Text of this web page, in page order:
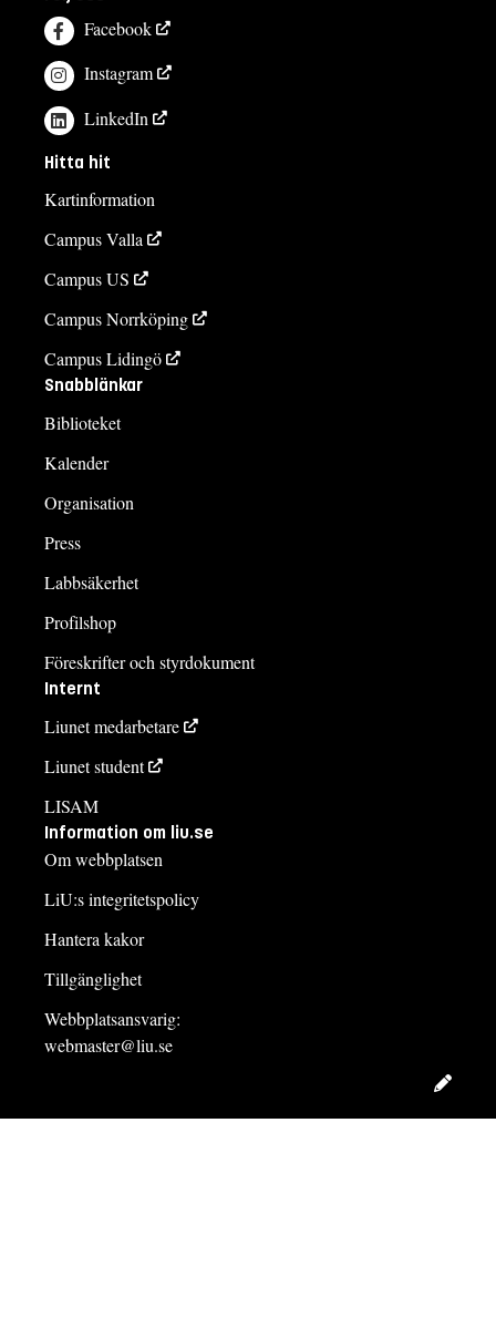
Facebook
Instagram
LinkedIn
Hitta hit
Kartinformation
Campus Valla
Campus US
Campus Norrköping
Campus Lidingö
Snabblänkar
Biblioteket
Kalender
Organisation
Press
Labbsäkerhet
Profilshop
Föreskrifter och styrdokument
Internt
Liunet medarbetare
Liunet student
LISAM
Information om liu.se
Om webbplatsen
LiU:s integritetspolicy
Hantera kakor
Tillgänglighet
Webbplatsansvarig:
webmaster@liu.se